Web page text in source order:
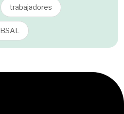
trabajadores